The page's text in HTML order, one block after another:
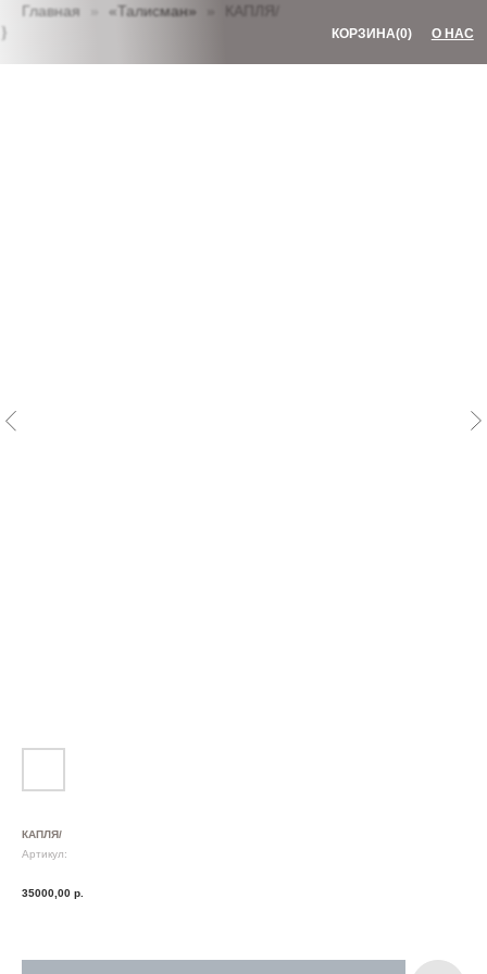
О НАС
(0)
Главная «Талисман» КАПЛЯ/
}
КАПЛЯ/
Артикул:
35000,00 р.